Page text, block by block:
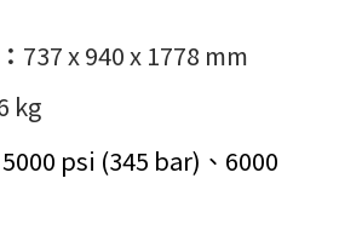
737x 940 x 1778 mm
kg
5000 psi (345 bar)、6000